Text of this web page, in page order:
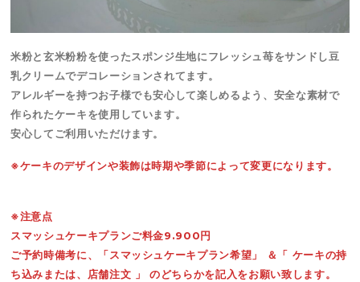
米粉と玄米粉粉を使ったスポンジ生地にフレッシュ苺をサンドし豆
乳クリームでデコレーションされてます。
アレルギーを持つお子様でも安心して楽しめるよう、安全な素材で
作られたケーキを使用しています。
安心してご利用いただけます。
※ケーキのデザインや装飾は時期や季節によって変更になります。
※注意点
スマッシュケーキプランご料金9.900円
ご予約時備考に、「スマッシュケーキプラン希望」 ＆ 「 ケーキの持
ち込みまたは、店舗注文 」 のどちらかを記入をお願い致します。